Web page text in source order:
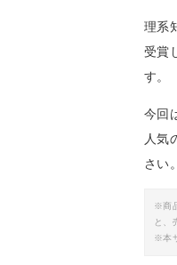
理系
受賞
す。
今回
人気
さい。
※商
と、
※本